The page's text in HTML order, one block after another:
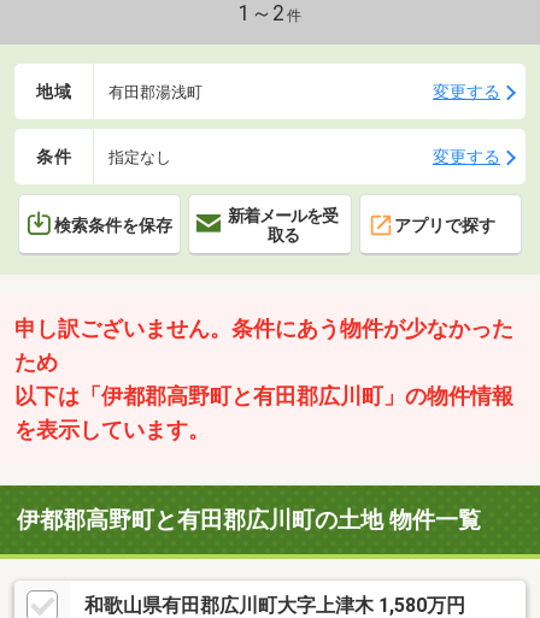
1～2 件
地域 有田郡湯浅町 変更する
条件 指定なし 変更する
検索条件を保存
新着メールを受
取る
アプリで探す
申し訳ございません。条件にあう物件が少なかった
ため
以下は「伊都郡高野町と有田郡広川町」の物件情報
を表示しています。
伊都郡高野町と有田郡広川町の土地 物件一覧
和歌山県有田郡広川町大字上津木 1,580万円